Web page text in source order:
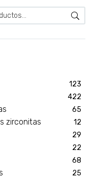
123
422
65
zirconitas 12
29
22
68
25